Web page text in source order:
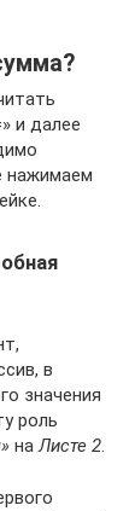
и далее
нажимаем
в
значения
роль
на Листе 2